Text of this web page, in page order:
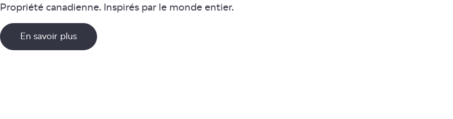
Propriété canadienne. Inspirés par le monde entier.
En savoir plus